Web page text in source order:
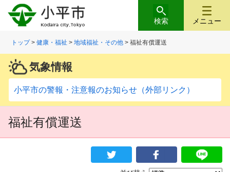
メニュー
検索
トップ>健康・福祉 >地域福祉・その他 > 福祉有償運送
気象情報
小平市の警報・注意報のお知らせ（外部リンク）
福祉有償運送